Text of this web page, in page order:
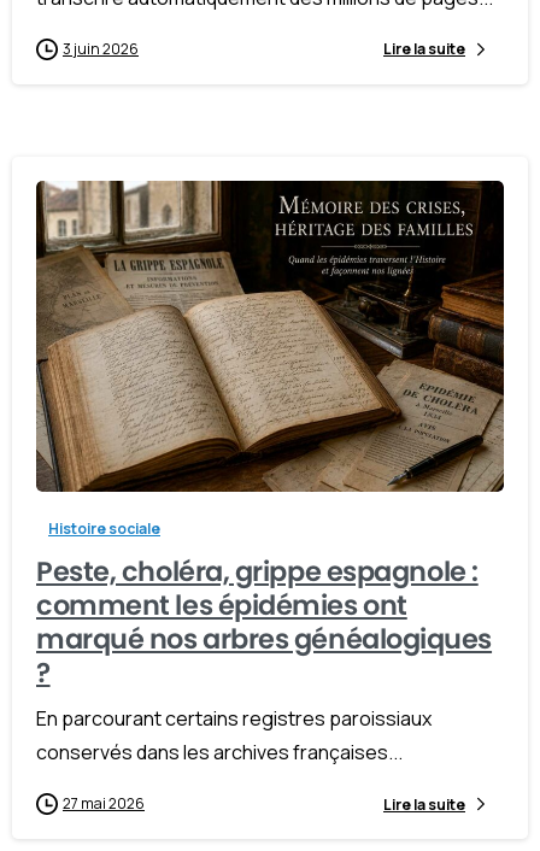
3 juin 2026 Lire la suite
Histoire sociale
Peste, choléra, grippe espagnole :
comment les épidémies ont
marqué nos arbres généalogiques
?
En parcourant certains registres paroissiaux
conservés dans les archives françaises...
27 mai 2026 Lire la suite